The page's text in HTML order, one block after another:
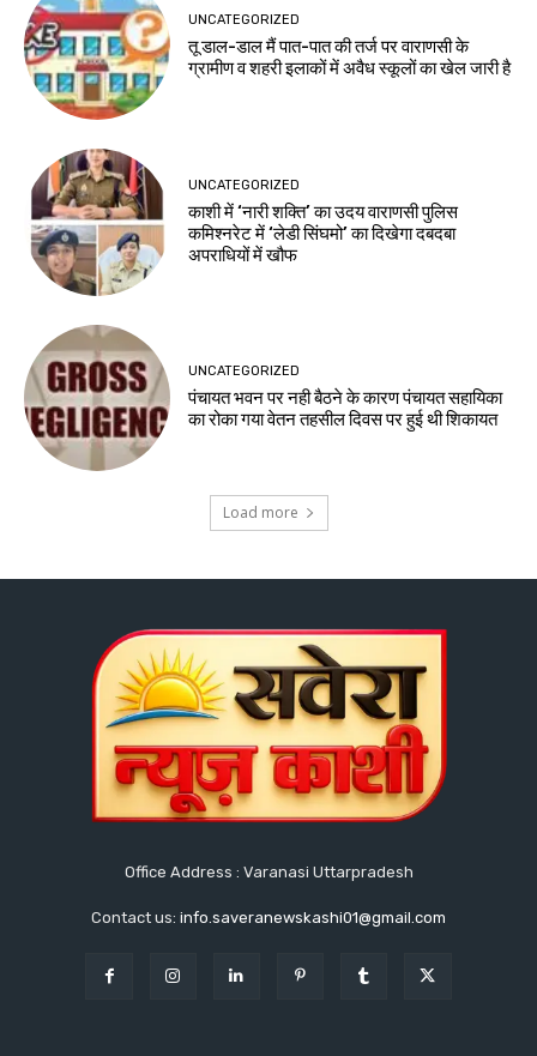
UNCATEGORIZED
तू डाल-डाल मैं पात-पात की तर्ज पर वाराणसी के
ग्रामीण व शहरी इलाकों में अवैध स्कूलों का खेल जारी है
UNCATEGORIZED
काशी में ‘नारी शक्ति’ का उदय वाराणसी पुलिस
कमिश्नरेट में ‘लेडी सिंघमो’ का दिखेगा दबदबा
अपराधियों में खौफ
UNCATEGORIZED
पंचायत भवन पर नही बैठने के कारण पंचायत सहायिका
का रोका गया वेतन तहसील दिवस पर हुई थी शिकायत
Load more
Office Address : Varanasi Uttarpradesh
Contact us: info.saveranewskashi01@gmail.com